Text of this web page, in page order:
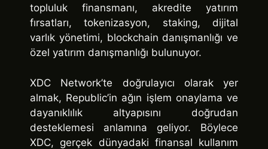
topluluk finansmanı, akredite yatırım
fırsatları, tokenizasyon, staking, dijital
varlık yönetimi, blockchain danışmanlığı ve
özel yatırım danışmanlığı bulunuyor.
XDC Network’te doğrulayıcı olarak yer
almak, Republic’in ağın işlem onaylama ve
dayanıklılık altyapısını doğrudan
desteklemesi anlamına geliyor. Böylece
XDC, gerçek dünyadaki finansal kullanım